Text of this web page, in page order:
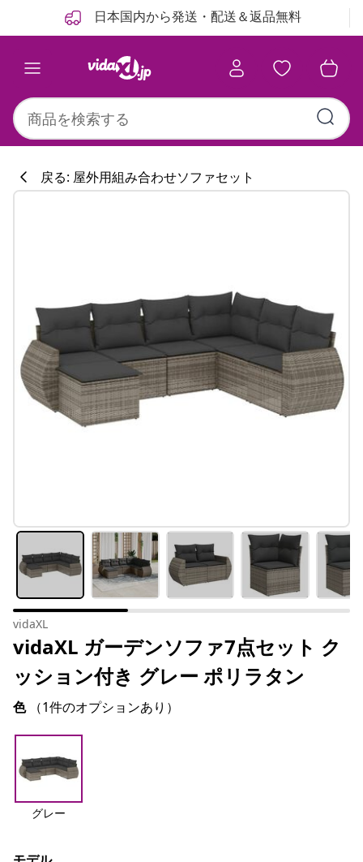
日本国内から発送・配送＆返品無料
戻る: 屋外用組み合わせソファセット
vidaXL
vidaXL ガーデンソファ7点セット ク
ッション付き グレー ポリラタン
色 （1件のオプションあり）
グレー